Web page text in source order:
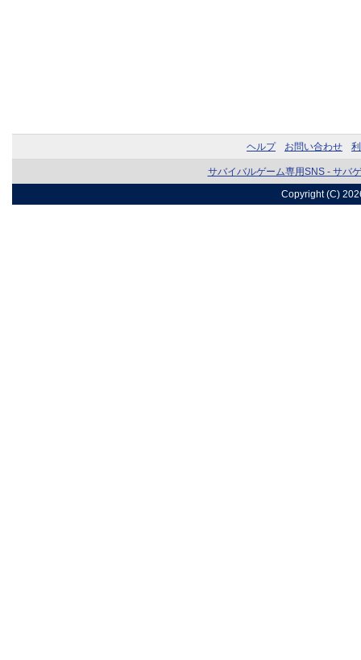
ヘルプ お問い合わせ
サバイバルゲーム専用SNS - サバ
Copyright (C)